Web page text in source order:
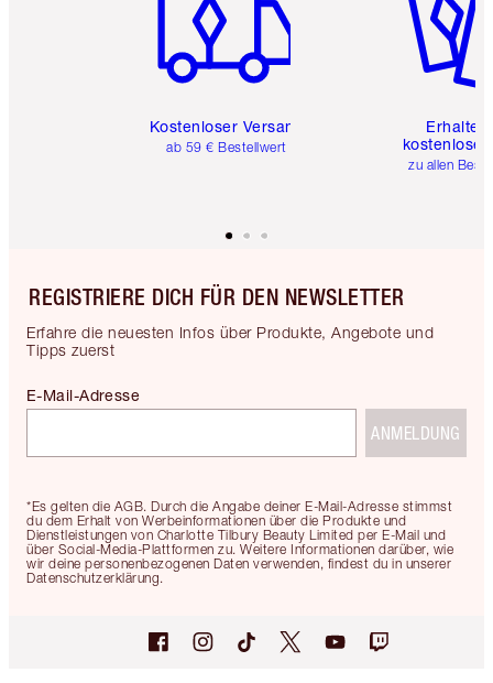
Kostenloser Versand
ab 59 € Bestellwert
Erhalte
kostenlose
zu allen
REGISTRIERE DICH FÜR DEN NEWSLETTER
Erfahre die neuesten Infos über Produkte, Angebote und
Tipps zuerst
*Es gelten die AGB. Durch die Angabe deiner E-Mail-Adresse stimmst
du dem Erhalt von Werbeinformationen über die Produkte und
Dienstleistungen von Charlotte Tilbury Beauty Limited per E-Mail und
über Social-Media-Plattformen zu. Weitere Informationen darüber, wie
wir deine personenbezogenen Daten verwenden, findest du in unserer
Datenschutzerklärung.
E-Mail-Adresse
ANMELDUNG